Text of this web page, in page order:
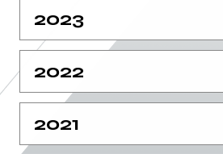
2023
2022
2021